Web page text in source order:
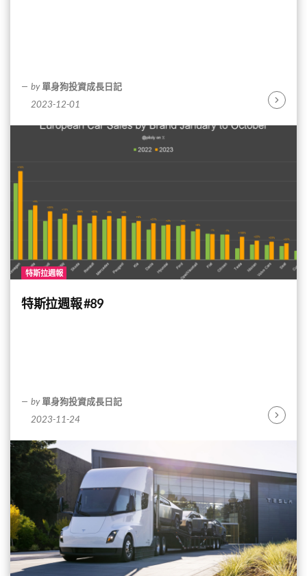
by 單身狗投資成長日記
2023-12-01
特斯拉週報
特斯拉週報 #89
by 單身狗投資成長日記
2023-11-24